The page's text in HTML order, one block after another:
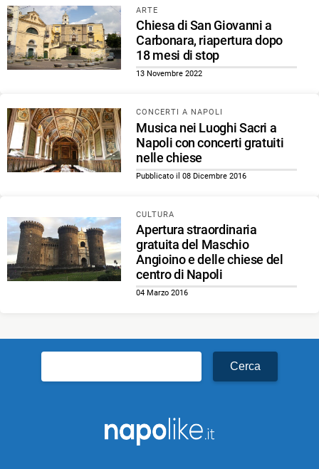
ARTE
Chiesa di San Giovanni a
Carbonara, riapertura dopo
18 mesi di stop
13 Novembre 2022
CONCERTI A NAPOLI
Musica nei Luoghi Sacri a
Napoli con concerti gratuiti
nelle chiese
Pubblicato il 08 Dicembre 2016
CULTURA
Apertura straordinaria
gratuita del Maschio
Angioino e delle chiese del
centro di Napoli
04 Marzo 2016
per: